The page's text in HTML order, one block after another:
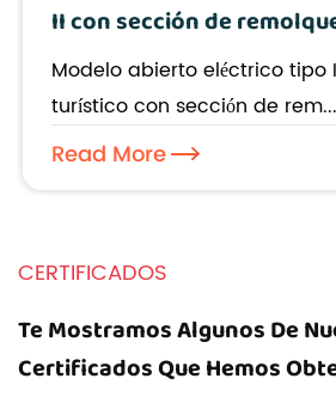
II con sección de
experiencia de los
recorridos urbanos?
Modelo abierto eléctrico tipo
turístico con sección de rem...
Read More
CERTIFICADOS
Te Mostramos Algunos De
Certificados Que Hemos